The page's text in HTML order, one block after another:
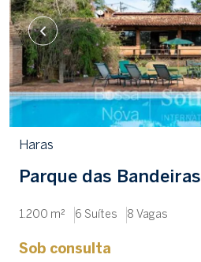
Haras
Parque das Bandeiras
1.200 m² 6 Suítes 8 Vagas
Sob consulta